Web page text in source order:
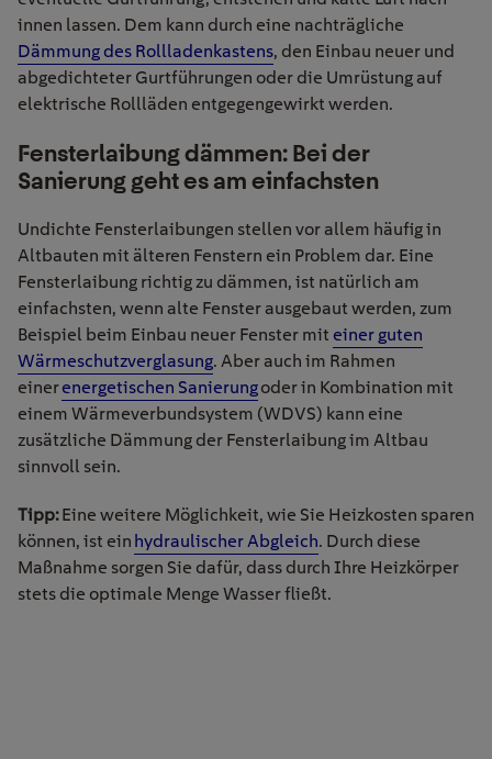
innen lassen. Dem kann durch eine nachträgliche
Dämmung des Rollladenkastens, den Einbau neuer und
abgedichteter Gurtführungen oder die Umrüstung auf
elektrische Rollläden entgegengewirkt werden.
Fensterlaibung dämmen: Bei der
Sanierung geht es am einfachsten
Undichte Fensterlaibungen stellen vor allem häufig in
Altbauten mit älteren Fenstern ein Problem dar. Eine
Fensterlaibung richtig zu dämmen, ist natürlich am
einfachsten, wenn alte Fenster ausgebaut werden, zum
Beispiel beim Einbau neuer Fenster mit einer guten
Wärmeschutzverglasung. Aber auch im Rahmen
einerenergetischen Sanierungoder in Kombination mit
einem Wärmeverbundsystem (WDVS) kann eine
zusätzliche Dämmung der Fensterlaibung im Altbau
sinnvoll sein.
Tipp:Eine weitere Möglichkeit, wie Sie Heizkosten sparen
können, ist ein hydraulischer Abgleich. Durch diese
Maßnahme sorgen Sie dafür, dass durch Ihre Heizkörper
stets die optimale Menge Wasser fließt.